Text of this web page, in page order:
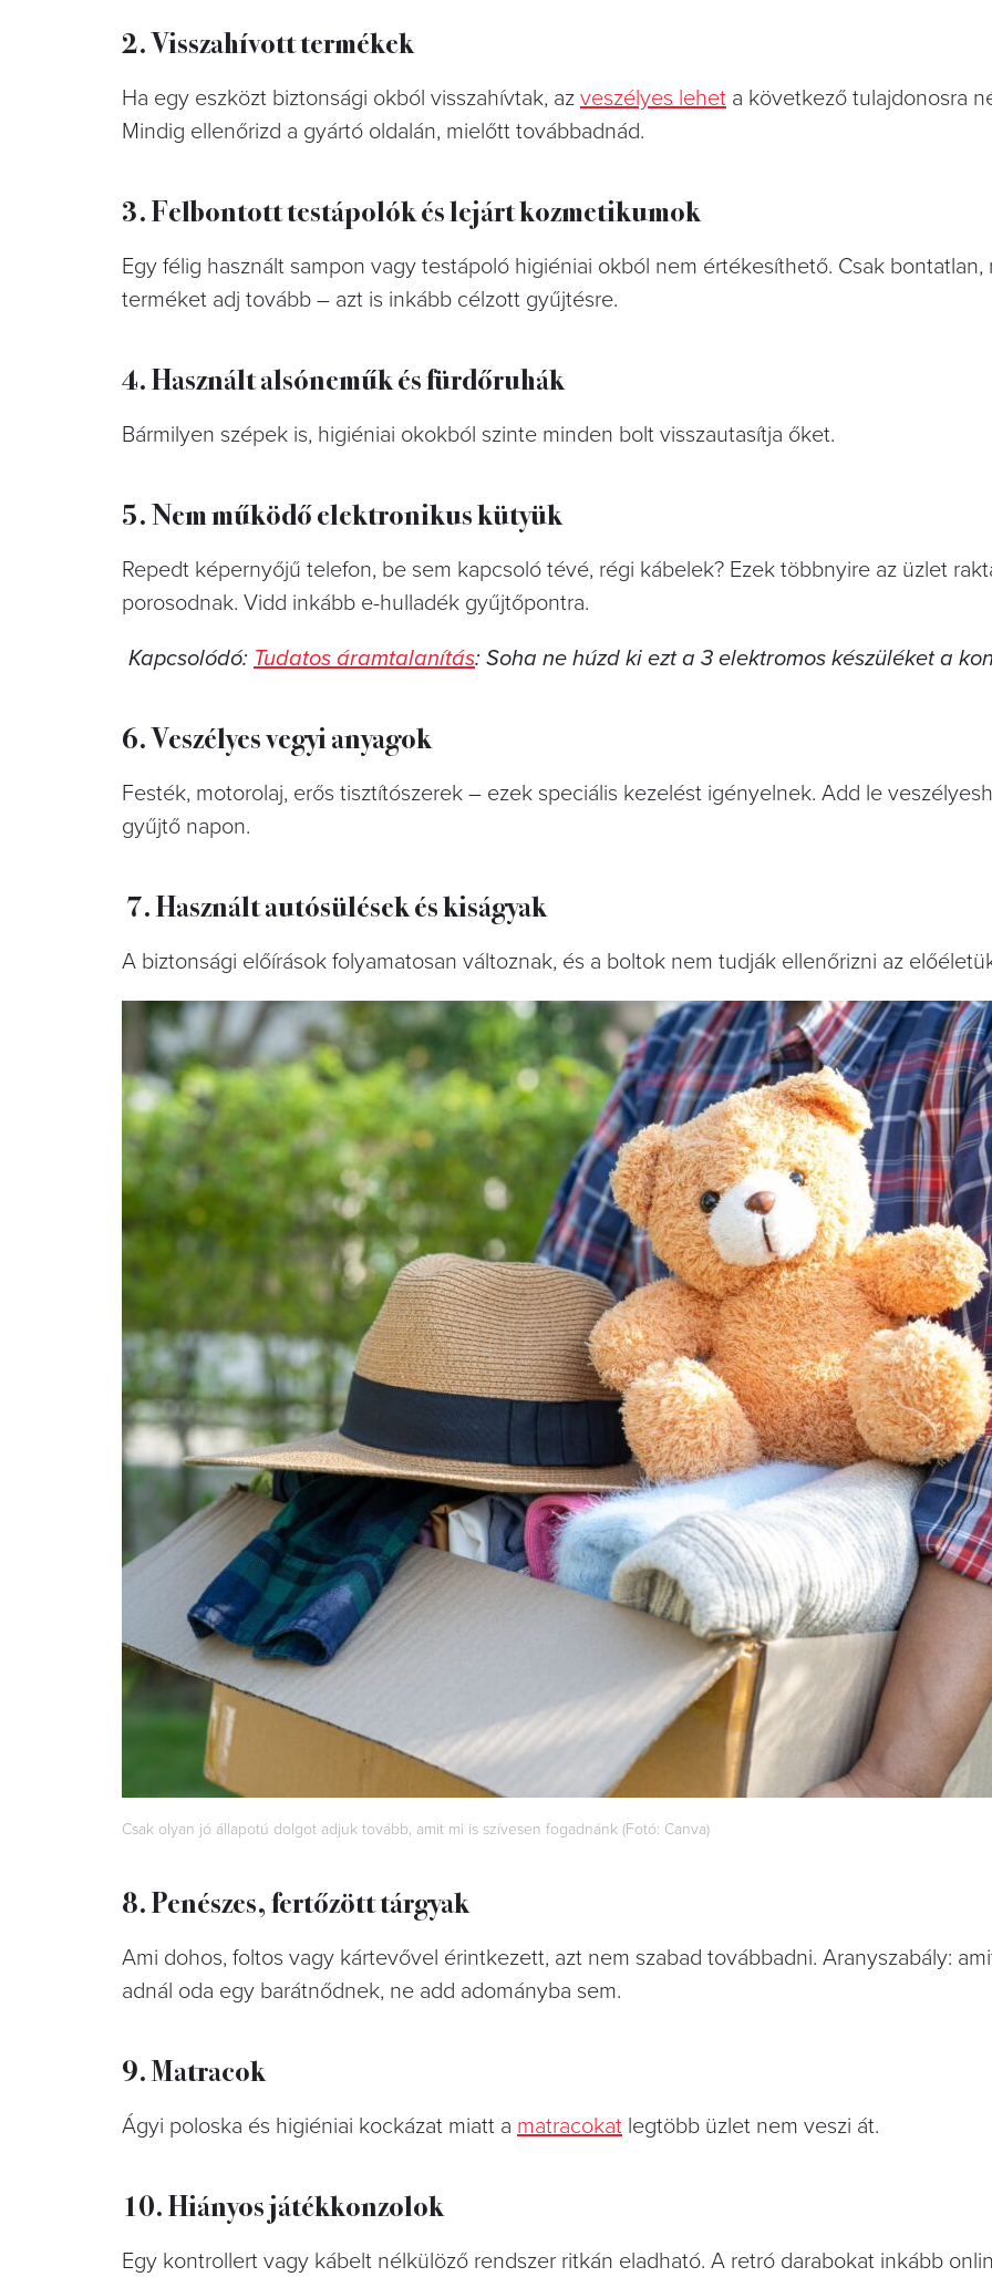
2. Visszahívott termékek
Ha egy eszközt biztonsági okból visszahívtak, az veszélyes lehet a következő tulajdonosra
Mindig ellenőrizd a gyártó oldalán, mielőtt továbbadnád.
3. Felbontott testápolók és lejárt kozmetikumok
Egy félig használt sampon vagy testápoló higiéniai okból nem értékesíthető. Csak bontatlan,
terméket adj tovább – azt is inkább célzott gyűjtésre.
4. Használt alsóneműk és fürdőruhák
Bármilyen szépek is, higiéniai okokból szinte minden bolt visszautasítja őket.
5. Nem működő elektronikus kütyük
Repedt képernyőjű telefon, be sem kapcsoló tévé, régi kábelek? Ezek többnyire az üzlet
porosodnak. Vidd inkább e-hulladék gyűjtőpontra.
Kapcsolódó: Tudatos áramtalanítás: Soha ne húzd ki ezt a 3 elektromos készüléket a
6. Veszélyes vegyi anyagok
Festék, motorolaj, erős tisztítószerek – ezek speciális kezelést igényelnek. Add le
gyűjtő napon.
7. Használt autósülések és kiságyak
A biztonsági előírások folyamatosan változnak, és a boltok nem tudják ellenőrizni az
Csak olyan jó állapotú dolgot adjuk tovább, amit mi is szívesen fogadnánk (Fotó: Canva)
8. Penészes, fertőzött tárgyak
Ami dohos, foltos vagy kártevővel érintkezett, azt nem szabad továbbadni. Aranyszabály:
adnál oda egy barátnődnek, ne add adományba sem.
9. Matracok
Ágyi poloska és higiéniai kockázat miatt a matracokat legtöbb üzlet nem veszi át.
10. Hiányos játékkonzolok
Egy kontrollert vagy kábelt nélkülöző rendszer ritkán eladható. A retró darabokat inkább